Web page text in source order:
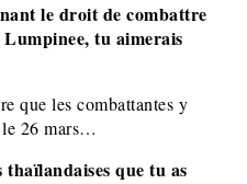
le droit de combattre
tu aimerais
que les combattantes y
le 26 mars…
thaïlandaises que tu as